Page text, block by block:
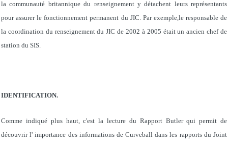
la communauté britannique du renseignement y détachent leurs représentants
pour assurer le fonctionnement permanent du JIC. Par exemple,le responsable de
la coordination du renseignement du JIC de 2002 à 2005 était un ancien chef de
station du SIS.
IDENTIFICATION.
Comme indiqué plus haut, c'est la lecture du Rapport Butler qui permit de
découvrir l' importance des informations de Curveball dans les rapports du Joint